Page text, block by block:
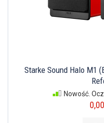
Starke Sound Halo M1
Nowość.